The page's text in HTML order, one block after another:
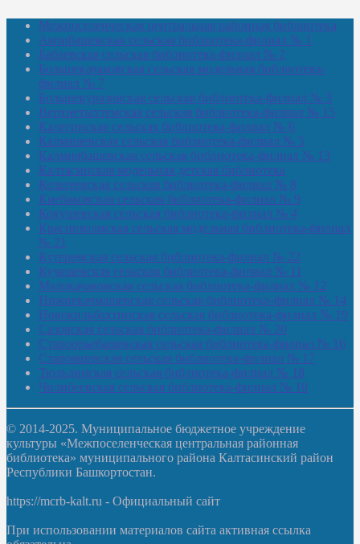
Межпоселенческая центральная районная библиотека
Амзибашевская сельская библиотека-филиал № 1
Бабаевская сельская библиотека-филиал № 2
Большекачаковская сельская модельная библиотека-
филиал № 7
Большекуразовская сельская библиотека-филиал № 3
Верхнетыхтемская сельская библиотека-филиал № 15
Калегинская сельская библиотека-филиал № 6
Калмашевская сельская библиотека-филиал № 5
Калмиябашевская сельская библиотека-филиал № 13
Калтасинская модельная детская библиотека
Кельтеевская сельская библиотека-филиал № 8
Киебаковская сельская библиотека-филиал № 9
Кокушевская сельская библиотека-филиал № 4
Краснохолмская сельская модельная библиотека-филиал
№ 21
Кутеремская сельская библиотека-филиал № 22
Кучашевская сельская библиотека-филиал № 11
Малокачаковская сельская библиотека-филиал № 12
Нижнекачмашевская сельская библиотека-филиал № 14
Новокильбахтинская сельская библиотека-филиал № 19
Сазовская сельская библиотека-филиал № 20
Староорьебашевская сельская библиотека-филиал № 16
Старояшевская сельская библиотека-филиал № 17
Тюльдинская сельская библиотека-филиал № 18
Чилибеевская сельская библиотека-филиал № 10
© 2014-2025. Муниципальное бюджетное учреждение
культуры «Межпоселенческая центральная районная
библиотека» муниципального района Калтасинский район
Республики Башкортостан.
https://mcrb-kalt.ru - Официальный сайт
При использовании материалов сайта активная ссылка